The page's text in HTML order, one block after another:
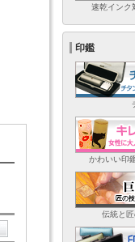
速乾インク
印鑑
かわいい印
伝統と